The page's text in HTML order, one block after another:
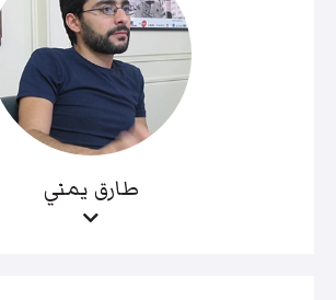
طارق يمني